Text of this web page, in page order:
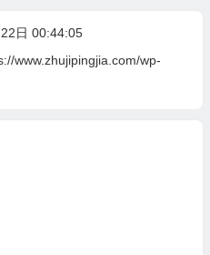
日 00:44:05
www.zhujipingjia.com/wp-